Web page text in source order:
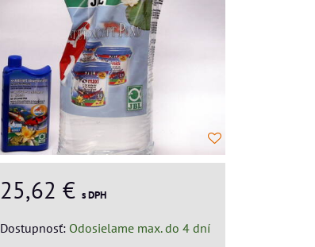
25,62 €s DPH
Dostupnosť: Odosielame max. do 4 dní